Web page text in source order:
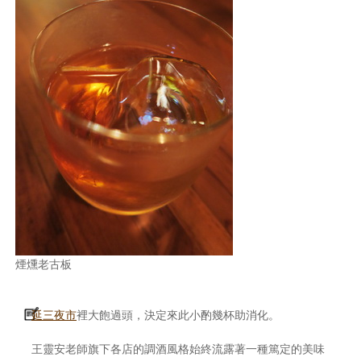
煙燻老古板
延三夜市裡大飽過頭，決定來此小酌幾杯助消化。
王靈安老師旗下各店的調酒風格始終流露著一種篤定的美味